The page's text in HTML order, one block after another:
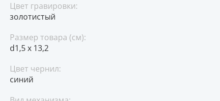
Цвет гравировки:
золотистый
Размер товара (см):
d1,5 х 13,2
Цвет чернил:
синий